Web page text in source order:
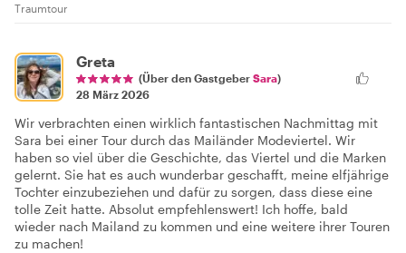
Traumtour
Greta
(Über den Gastgeber Sara)
28 März 2026
Wir verbrachten einen wirklich fantastischen Nachmittag mit
Sara bei einer Tour durch das Mailänder Modeviertel. Wir
haben so viel über die Geschichte, das Viertel und die Marken
gelernt. Sie hat es auch wunderbar geschafft, meine elfjährige
Tochter einzubeziehen und dafür zu sorgen, dass diese eine
tolle Zeit hatte. Absolut empfehlenswert! Ich hoffe, bald
wieder nach Mailand zu kommen und eine weitere ihrer Touren
zu machen!